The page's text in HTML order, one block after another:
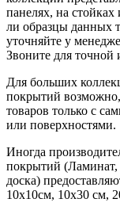
панелях, на
ли образцы данных
уточняйте у
Звоните для
Для больших
покрытий
товаров только с
или поверхностями.
Иногда
покрытий
доска)
10х10см, 10х30 см,